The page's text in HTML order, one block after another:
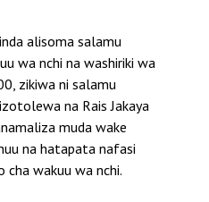
alisoma salamu
wa nchi na washiriki wa
zikiwa ni salamu
na Rais Jakaya
muda wake
na hatapata nafasi
cha wakuu wa nchi.